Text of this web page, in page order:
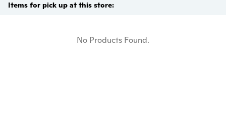
Items for pick up at this store:
No Products Found.